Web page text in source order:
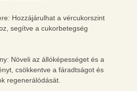
Hozzájárulhat a vércukorszint
segítve a cukorbetegség
Növeli az állóképességet és a
csökkentve a fáradtságot és
regenerálódását.